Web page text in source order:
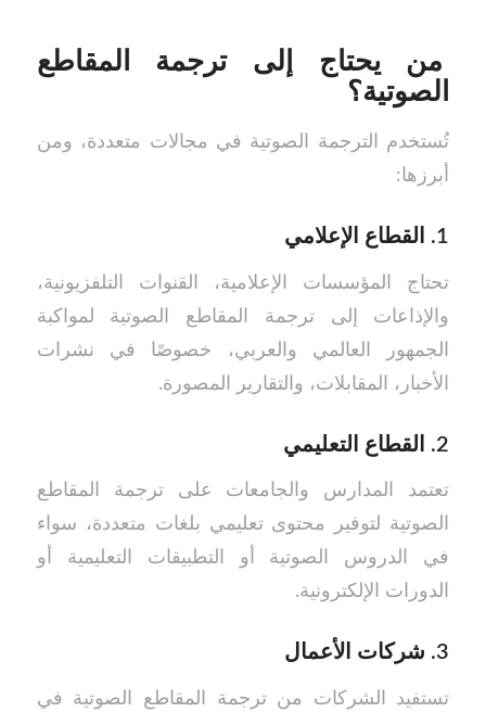
من يحتاج إلى ترجمة المقاطع
الصوتية؟
تُستخدم الترجمة الصوتية في مجالات متعددة، ومن
أبرزها:
1. القطاع الإعلامي
تحتاج المؤسسات الإعلامية، القنوات التلفزيونية،
والإذاعات إلى ترجمة المقاطع الصوتية لمواكبة
الجمهور العالمي والعربي، خصوصًا في نشرات
الأخبار، المقابلات، والتقارير المصورة.
2. القطاع التعليمي
تعتمد المدارس والجامعات على ترجمة المقاطع
الصوتية لتوفير محتوى تعليمي بلغات متعددة، سواء
في الدروس الصوتية أو التطبيقات التعليمية أو
الدورات الإلكترونية.
3. شركات الأعمال
تستفيد الشركات من ترجمة المقاطع الصوتية في